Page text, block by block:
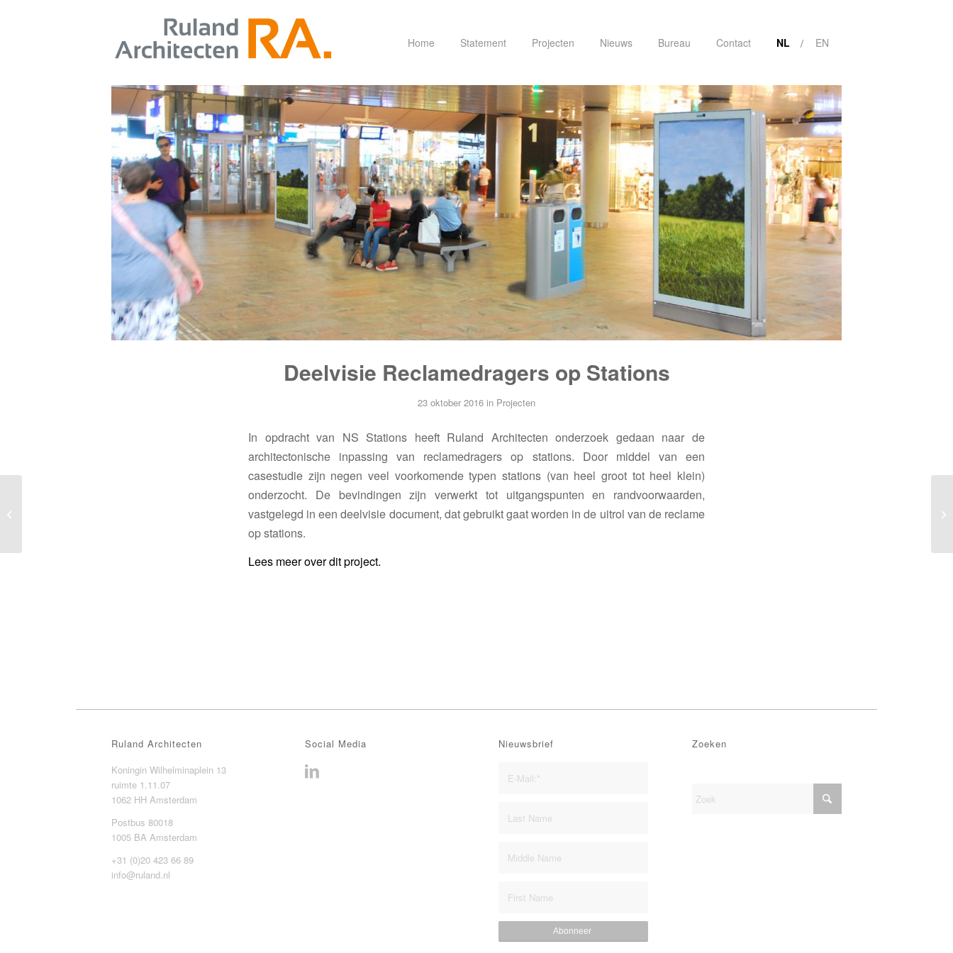
Home Statement Projecten Nieuws Bureau Contact NL EN
Deelvisie Reclamedragers op Stations
23 oktober 2016 in Projecten
In opdracht van NS Stations heeft Ruland Architecten onderzoek gedaan naar de
architectonische inpassing van reclamedragers op stations. Door middel van een
casestudie zijn negen veel voorkomende typen stations (van heel groot tot heel klein)
onderzocht. De bevindingen zijn verwerkt tot uitgangspunten en randvoorwaarden,
vastgelegd in een deelvisie document, dat gebruikt gaat worden in de uitrol van de reclame
op stations.
Lees meer over dit project.
Ruland Architecten
Koningin Wilhelminaplein 13
ruimte 1.11.07
1062 HH Amsterdam
Postbus 80018
1005 BA Amsterdam
+31 (0)20 423 66 89
info@ruland.nl
Social Media Nieuwsbrief Zoeken